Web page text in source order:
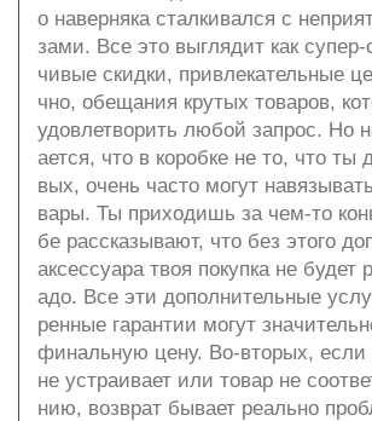
о наверняка сталкивался с
зами. Все это выглядит как
чивые скидки, привлекательные
чно, обещания крутых товаров,
удовлетворить любой запрос. Но
ается, что в коробке не то, что ты
вых, очень часто могут
вары. Ты приходишь за чем-то
бе рассказывают, что без этого
аксессуара твоя покупка не будет
адо. Все эти дополнительные
ренные гарантии могут
финальную цену. Во-вторых, если
не устраивает или товар не
нию, возврат бывает реально